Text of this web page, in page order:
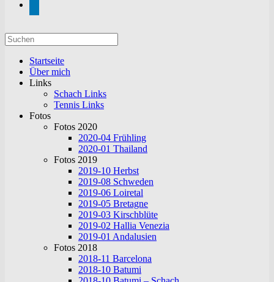
Suchen
nach:
Startseite
Über mich
Links
Schach Links
Tennis Links
Fotos
Fotos 2020
2020-04 Frühling
2020-01 Thailand
Fotos 2019
2019-10 Herbst
2019-08 Schweden
2019-06 Loiretal
2019-05 Bretagne
2019-03 Kirschblüte
2019-02 Hallia Venezia
2019-01 Andalusien
Fotos 2018
2018-11 Barcelona
2018-10 Batumi